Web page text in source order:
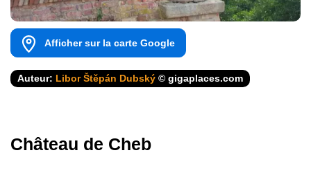
Afficher sur la carte Google
Auteur: Libor Štěpán Dubský © gigaplaces.com
Château de Cheb